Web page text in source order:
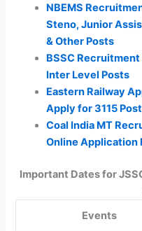
NBEMS
Steno, Junior
& Other Posts
BSSC
Inter Level Posts
Eastern Railway
Apply for 3115
Coal India MT
Online Application
Important Dates for
Events